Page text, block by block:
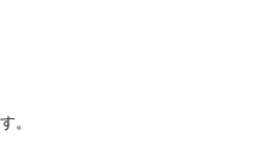
。